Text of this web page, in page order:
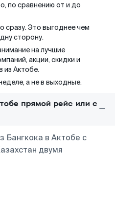
по сравнению от и до
сразу. Это выгоднее чем
сторону.
на лучшие
акции, скидки и
из Актобе.
а не в выходные.
прямой рейс или с
Бангкока в Актобе с
двумя